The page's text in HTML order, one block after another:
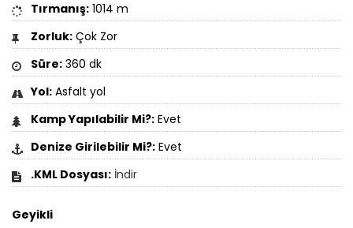
Tırmanış: 1014 m
Zorluk: Çok Zor
Süre: 360 dk
Yol: Asfalt yol
Kamp Yapılabilir Mi?: Evet
Denize Girilebilir Mi?: Evet
.KML Dosyası: İndir
Geyikli